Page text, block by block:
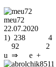
meu72
22.07.2020
1)
92 2
u ⇒ e